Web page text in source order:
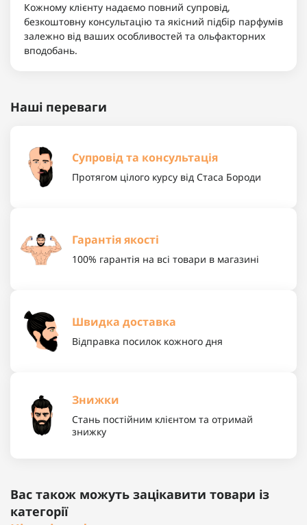
Кожному клієнту надаємо повний супровід,
безкоштовну консультацію та якісний підбір парфумів
залежно від ваших особливостей та ольфакторних
вподобань.
Наші переваги
Супровід та консультація
Протягом цілого курсу від Стаса Бороди
Гарантія якості
100% гарантія на всі товари в магазині
Швидка доставка
Відправка посилок кожного дня
Знижки
Стань постійним клієнтом та отримай
знижку
Вас також можуть зацікавити товари із
категорії